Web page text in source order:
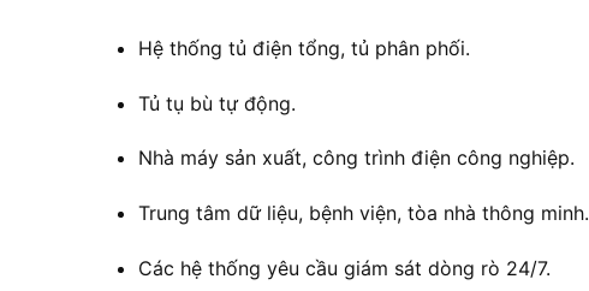
Hệ thống tủ điện tổng, tủ phân phối.
Tủ tụ bù tự động.
Nhà máy sản xuất, công trình điện công nghiệp.
Trung tâm dữ liệu, bệnh viện, tòa nhà thông minh.
Các hệ thống yêu cầu giám sát dòng rò 24/7.